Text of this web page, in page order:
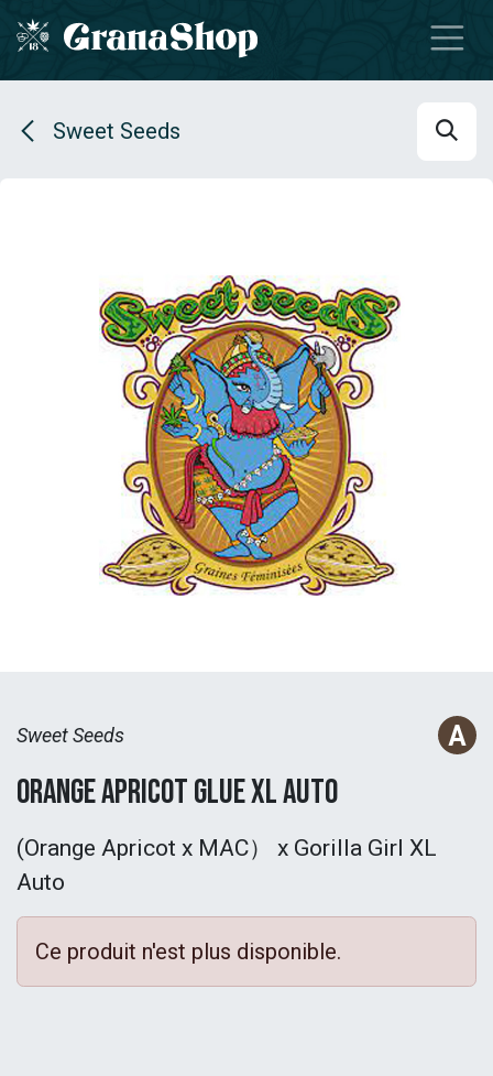
Se rendre au contenu
Sweet Seeds
Sweet Seeds
Orange Apricot Glue XL Auto
(Orange Apricot x MAC） x Gorilla Girl XL
Auto
Ce produit n'est plus disponible.